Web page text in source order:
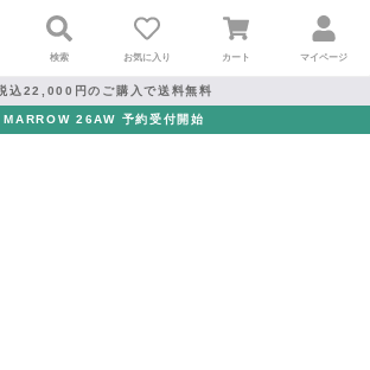
検索 お気に入り カート マイページ
込22,000円のご購入で送料無料
MARROW 26AW 予約受付開始